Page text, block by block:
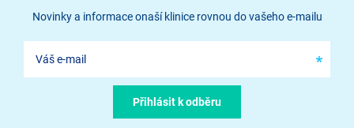
Novinky a informace onaší klinice rovnou do vašeho e-mailu